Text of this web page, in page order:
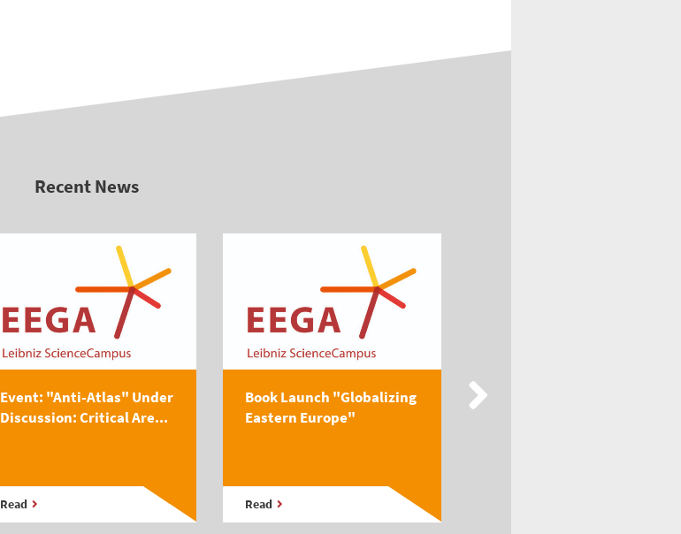
Recent News
Event: "Anti-Atlas" Under
Discussion: Critical Are...
Read
Book Launch "Globalizing
Eastern Europe"
Read